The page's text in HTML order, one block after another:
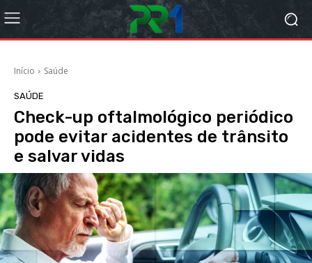
Início Saúde
SAÚDE
Check-up oftalmológico periódico
pode evitar acidentes de trânsito
e salvar vidas